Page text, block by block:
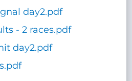
day2.pdf
- 2 races.pdf
day2.pdf